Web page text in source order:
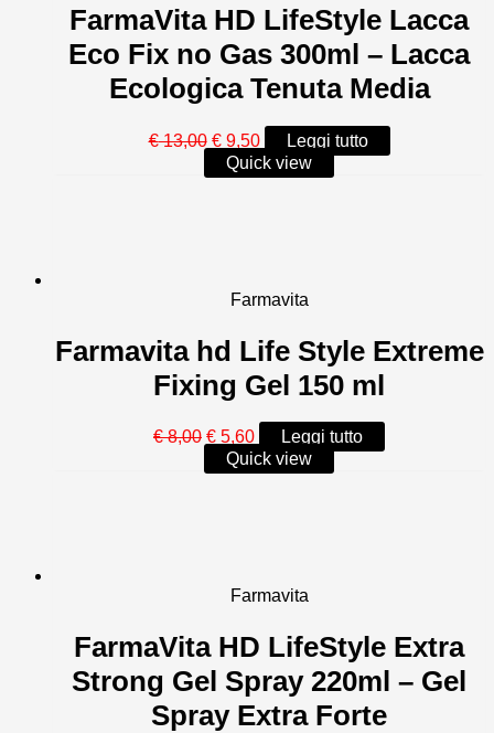
FarmaVita HD LifeStyle Lacca
Eco Fix no Gas 300ml – Lacca
Ecologica Tenuta Media
€13,00 Il
prezzo
originale
€9,50Il
prezzo
attuale
Leggi tutto
Quick view
Farmavita
Farmavita hd Life Style Extreme
Fixing Gel 150 ml
€8,00 Il
prezzo
originale
€ 5,60Il
prezzo
attuale
Leggi tutto
Quick view
Farmavita
FarmaVita HD LifeStyle Extra
Strong Gel Spray 220ml – Gel
Spray Extra Forte